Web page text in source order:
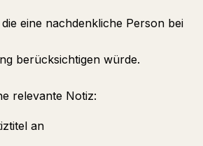
eine nachdenkliche Person bei
berücksichtigen würde.
relevante Notiz:
an